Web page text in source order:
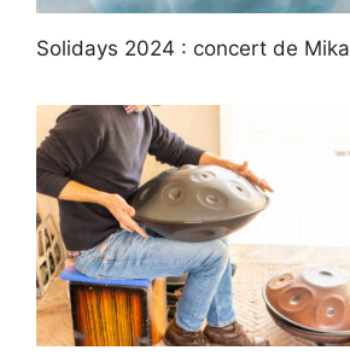
Solidays 2024 : concert de Mika